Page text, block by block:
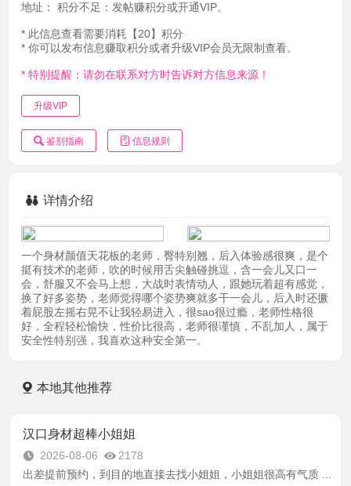
地址： 积分不足：发帖赚积分或开通VIP。
* 此信息查看需要消耗【20】积分
* 你可以发布信息赚取积分或者升级VIP会员无限制查看。
* 特别提醒：请勿在联系对方时告诉对方信息来源！
升级VIP
鉴别指南 信息规则
详情介绍
一个身材颜值天花板的老师，臀特别翘，后入体验感很爽，是个
挺有技术的老师，吹的时候用舌尖触碰挑逗，含一会儿又口一
会，舒服又不会马上想，大战时表情动人，跟她玩着超有感觉，
换了好多姿势，老师觉得哪个姿势爽就多干一会儿，后入时还撅
着屁股左摇右晃不让我轻易进入，很sao很过瘾，老师性格很
好，全程轻松愉快，性价比很高，老师很谨慎，不乱加人，属于
安全性特别强，我喜欢这种安全第一。
本地其他推荐
汉口身材超棒小姐姐
2026-08-06
2178
出差提前预约，到目的地直接去找小姐姐，小姐姐很高有气质 ...